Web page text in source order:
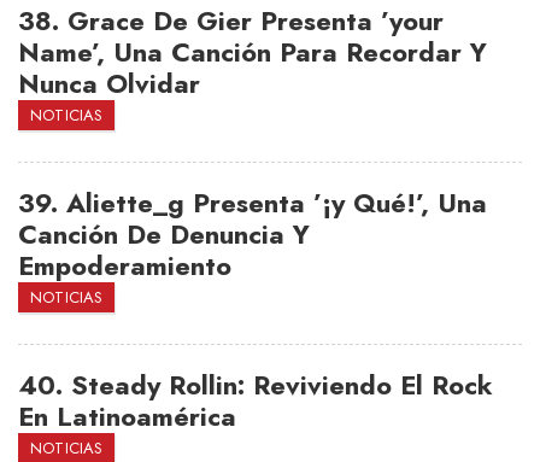
38. Grace De Gier Presenta ’your
Name’, Una Canción Para Recordar Y
Nunca Olvidar
NOTICIAS
39. Aliette_g Presenta ’¡y Qué!’, Una
Canción De Denuncia Y
Empoderamiento
NOTICIAS
40. Steady Rollin: Reviviendo El Rock
En Latinoamérica
NOTICIAS